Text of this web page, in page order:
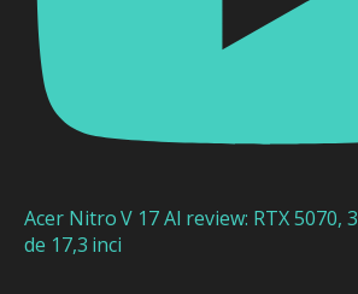
Acer Nitro V 17 AI review: RTX 5070,
de 17,3 inci